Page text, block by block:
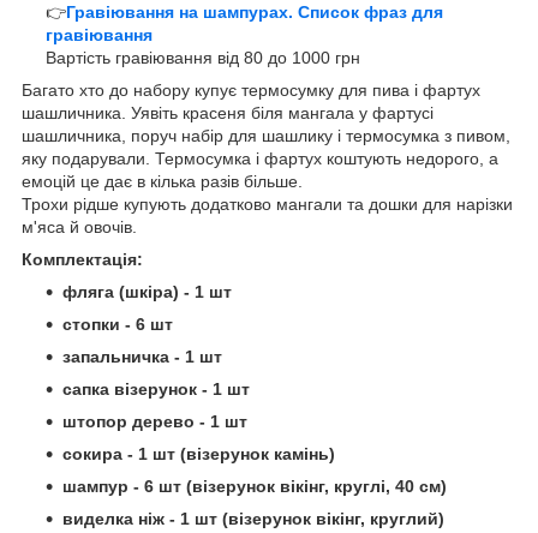
👉Гравіювання на шампурах. Список фраз для
гравіювання
Вартість гравіювання від 80 до 1000 грн
Багато хто до набору купує термосумку для пива і фартух
шашличника. Уявіть красеня біля мангала у фартусі
шашличника, поруч набір для шашлику і термосумка з пивом,
яку подарували. Термосумка і фартух коштують недорого, а
емоцій це дає в кілька разів більше.
Трохи рідше купують додатково мангали та дошки для нарізки
м'яса й овочів.
Комплектація:
фляга (шкіра) - 1 шт
стопки - 6 шт
запальничка - 1 шт
сапка візерунок - 1 шт
штопор дерево - 1 шт
сокира - 1 шт (візерунок камінь)
шампур - 6 шт (візерунок вікінг, круглі, 40 см)
виделка ніж - 1 шт (візерунок вікінг, круглий)